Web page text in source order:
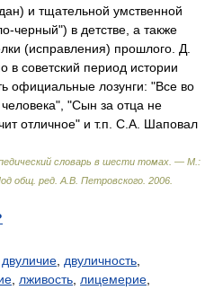
и тщательной умственной
черный") в детстве, а также
(исправления) прошлого. Д.
в советский период истории
официальные лозунги: "Все во
"Сын за отца не
отличное" и т.п. С.А. Шаповал
словарь в шести томах. — М.:
общ. ред. А.В. Петровского 2006
двуличие двуличность
лживость лицемерие